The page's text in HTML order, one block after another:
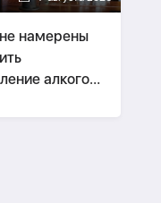
намерены
алкоголя